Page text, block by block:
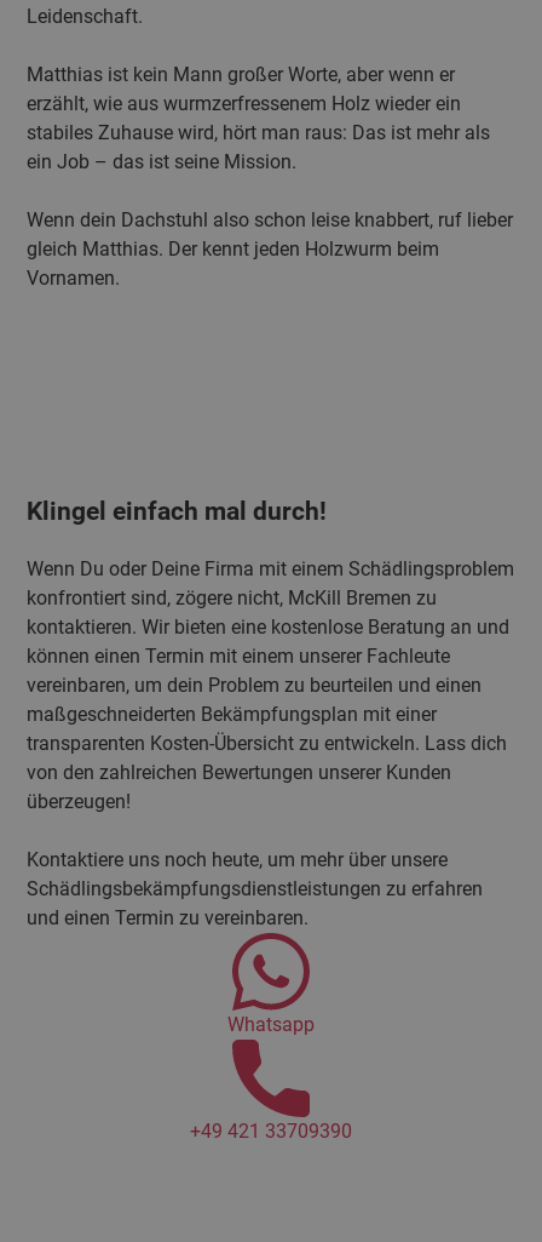
Leidenschaft.
Matthias ist kein Mann großer Worte, aber wenn er
erzählt, wie aus wurmzerfressenem Holz wieder ein
stabiles Zuhause wird, hört man raus: Das ist mehr als
ein Job – das ist seine Mission.
Wenn dein Dachstuhl also schon leise knabbert, ruf lieber
gleich Matthias. Der kennt jeden Holzwurm beim
Vornamen.
Klingel einfach mal durch!
Wenn Du oder Deine Firma mit einem Schädlingsproblem
konfrontiert sind, zögere nicht, McKill Bremen zu
kontaktieren. Wir bieten eine kostenlose Beratung an und
können einen Termin mit einem unserer Fachleute
vereinbaren, um dein Problem zu beurteilen und einen
maßgeschneiderten Bekämpfungsplan mit einer
transparenten Kosten-Übersicht zu entwickeln. Lass dich
von den zahlreichen Bewertungen unserer Kunden
überzeugen!
Kontaktiere uns noch heute, um mehr über unsere
Schädlingsbekämpfungsdienstleistungen zu erfahren
und einen Termin zu vereinbaren.
Whatsapp
+49 421 33709390